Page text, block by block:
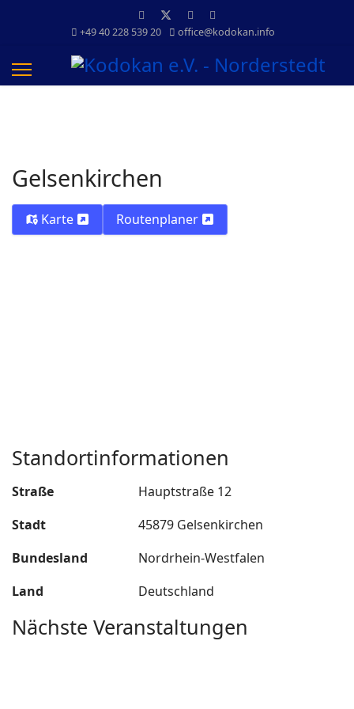
+49 40 228 539 20 office@kodokan.info
Gelsenkirchen
Karte Routenplaner
Standortinformationen
Straße
Hauptstraße 12
Stadt
45879 Gelsenkirchen
Bundesland
Nordrhein-Westfalen
Land
Deutschland
Nächste Veranstaltungen